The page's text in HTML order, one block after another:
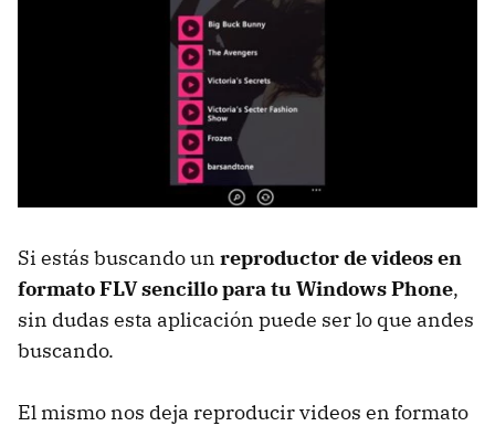
Si estás buscando un reproductor de videos en
formato FLV sencillo para tu Windows Phone,
sin dudas esta aplicación puede ser lo que andes
buscando.
El mismo nos deja reproducir videos en formato